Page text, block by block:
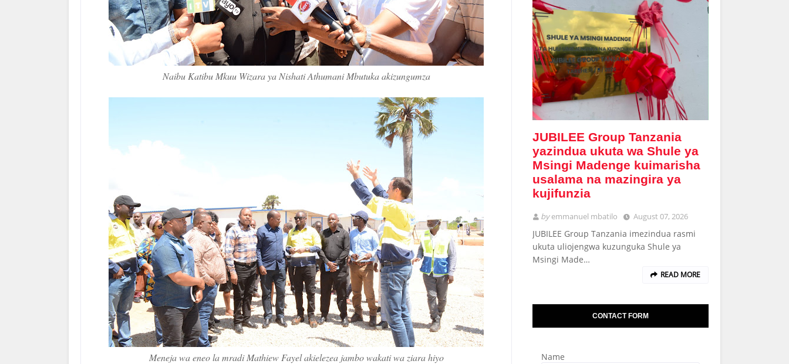
Naibu Katibu Mkuu Wizara ya Nishati Athumani Mbutuka akizungumza
Meneja wa eneo la mradi Mathiew Fayel akielezea jambo wakati wa ziara hiyo
JUBILEE Group Tanzania
yazindua ukuta wa Shule ya
Msingi Madenge kuimarisha
usalama na mazingira ya
kujifunzia
byemmanuel mbatilo August 07, 2026
JUBILEE Group Tanzania imezindua rasmi
ukuta uliojengwa kuzunguka Shule ya
Msingi Made…
READ MORE
CONTACT FORM
Name